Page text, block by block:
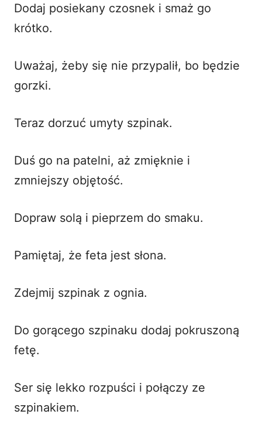
Dodaj posiekany czosnek i smaż go
krótko.
Uważaj, żeby się nie przypalił, bo będzie
gorzki.
Teraz dorzuć umyty szpinak.
Duś go na patelni, aż zmięknie i
zmniejszy objętość.
Dopraw solą i pieprzem do smaku.
Pamiętaj, że feta jest słona.
Zdejmij szpinak z ognia.
Do gorącego szpinaku dodaj pokruszoną
fetę.
Ser się lekko rozpuści i połączy ze
szpinakiem.